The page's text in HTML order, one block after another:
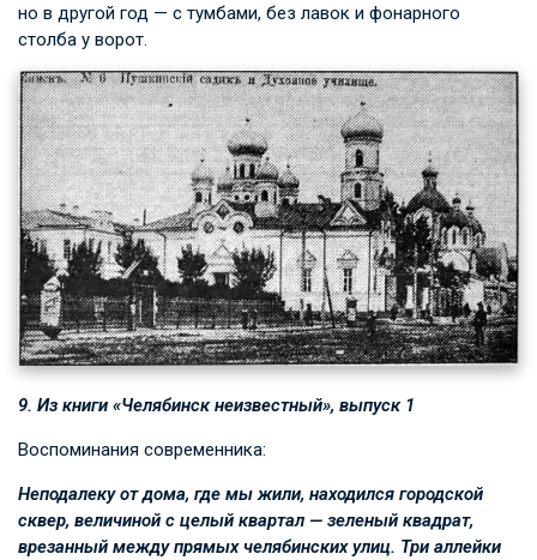
но в другой год — с тумбами, без лавок и фонарного
столба у ворот.
9. Из книги «Челябинск неизвестный», выпуск 1
Воспоминания современника:
Неподалеку от дома, где мы жили, находился городской
сквер, величиной с целый квартал — зеленый квадрат,
врезанный между прямых челябинских улиц. Три аллейки